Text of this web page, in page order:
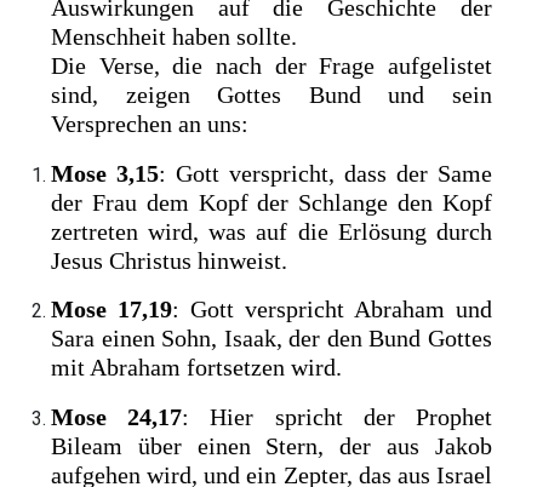
Auswirkungen auf die Geschichte der
Menschheit haben sollte.
Die Verse, die nach der Frage aufgelistet
sind, zeigen Gottes Bund und sein
Versprechen an uns:
Mose 3,15: Gott verspricht, dass der Same
der Frau dem Kopf der Schlange den Kopf
zertreten wird, was auf die Erlösung durch
Jesus Christus hinweist.
Mose 17,19: Gott verspricht Abraham und
Sara einen Sohn, Isaak, der den Bund Gottes
mit Abraham fortsetzen wird.
Mose 24,17: Hier spricht der Prophet
Bileam über einen Stern, der aus Jakob
aufgehen wird, und ein Zepter, das aus Israel